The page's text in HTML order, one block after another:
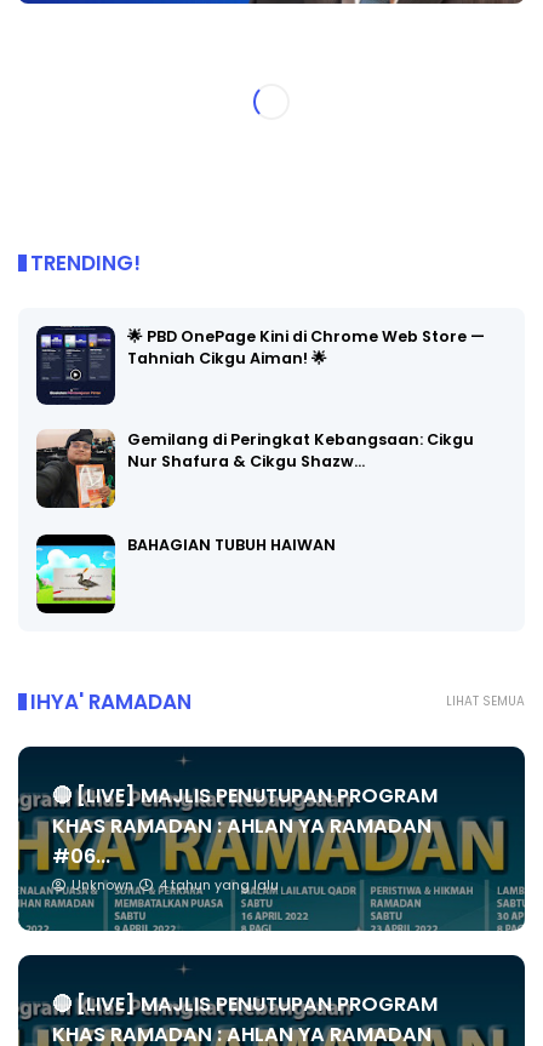
TRENDING!
🌟 PBD OnePage Kini di Chrome Web Store —
Tahniah Cikgu Aiman! 🌟
Gemilang di Peringkat Kebangsaan: Cikgu
Nur Shafura & Cikgu Shazw…
BAHAGIAN TUBUH HAIWAN
LIHAT SEMUA
IHYA' RAMADAN
🔴 [LIVE] MAJLIS PENUTUPAN PROGRAM
KHAS RAMADAN : AHLAN YA RAMADAN
#06...
Unknown 4 tahun yang lalu
🔴 [LIVE] MAJLIS PENUTUPAN PROGRAM
KHAS RAMADAN : AHLAN YA RAMADAN